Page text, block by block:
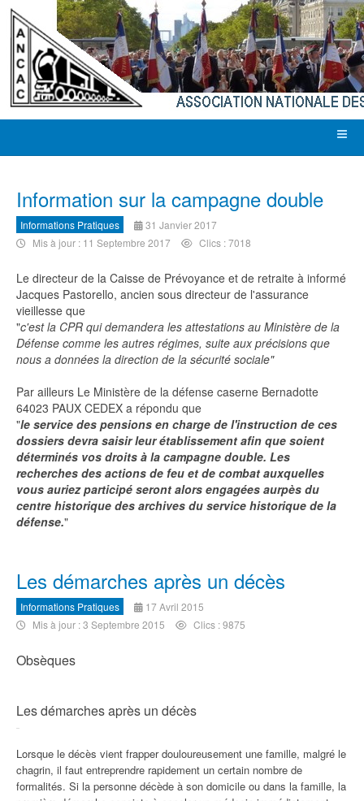
Information sur la campagne double
Informations Pratiques
31 Janvier 2017
Mis à jour : 11 Septembre 2017
Clics : 7018
Le directeur de la Caisse de Prévoyance et de retraite à informé
Jacques Pastorello, ancien sous directeur de l'assurance
vieillesse que
"c'est la CPR qui demandera les attestations au Ministère de la
Défense comme les autres régimes, suite aux précisions que
nous a données la direction de la sécurité sociale"
Par ailleurs Le Ministère de la défense caserne Bernadotte
64023 PAUX CEDEX a répondu que
"le service des pensions en charge de l'instruction de ces
dossiers devra saisir leur établissement afin que soient
déterminés vos droits à la campagne double. Les
recherches des actions de feu et de combat auxquelles
vous auriez participé seront alors engagées aurpès du
centre historique des archives du service historique de la
défense."
Les démarches après un décès
Informations Pratiques
17 Avril 2015
Mis à jour : 3 Septembre 2015
Clics : 9875
Obsèques
Les démarches après un décès
Lorsque le décès vient frapper douloureuse­ment une famille, mal­gré le
chagrin, il faut entre­prendre rapidement un certain nombre de
formalités. Si la per­sonne décède à son domicile ou dans la famille, la